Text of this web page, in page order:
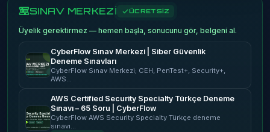
SINAV MERKEZİ ÜCRETSİZ
Üyelik gerektirmez — hemen başla, sonucunu gör, belgeni al.
CyberFlow Sınav Merkezi | Siber Güvenlik
Deneme Sınavları
CyberFlow Sınav Merkezi; CEH, PenTest+, Security+,
AWS…
AWS Certified Security Specialty Türkçe Deneme
Sınavı – 65 Soru | CyberFlow
CyberFlow AWS Security Specialty Türkçe deneme
sınavı…